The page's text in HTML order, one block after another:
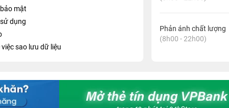
mật
dụng
sao lưu dữ liệu
Phản ánh chất lượng
(8h00 - 22h00)